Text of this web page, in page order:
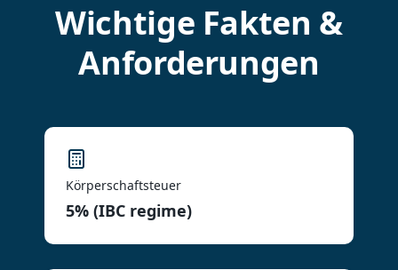
Wichtige Fakten &
Anforderungen
Körperschaftsteuer
5% (IBC regime)